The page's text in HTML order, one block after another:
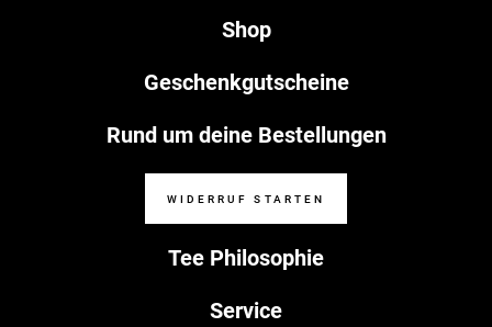
Tee Philosophie
Service
Shop
Geschenkgutscheine
Rund um deine Bestellungen
WIDERRUF STARTEN